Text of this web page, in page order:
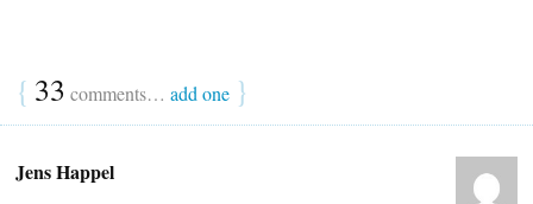
{ 33 comments… add one }
Jens Happel